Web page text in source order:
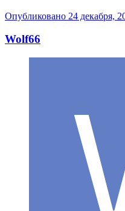
Опубликовано 24 декабря,
Wolf66